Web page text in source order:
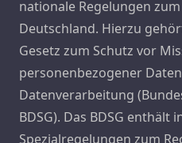
nationale Regelungen
Deutschland. Hierzu
Gesetz zum Schutz vor
personenbezogener
Datenverarbeitung
BDSG). Das BDSG enthält
Spezialregelungen zum